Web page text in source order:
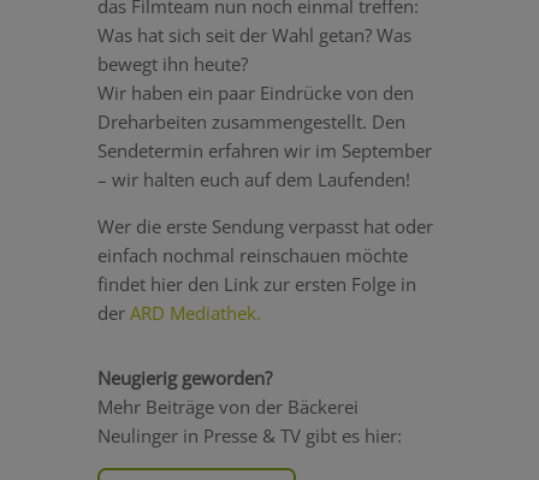
das Filmteam nun noch einmal treffen:
Was hat sich seit der Wahl getan? Was
bewegt ihn heute?
Wir haben ein paar Eindrücke von den
Dreharbeiten zusammengestellt. Den
Sendetermin erfahren wir im September
– wir halten euch auf dem Laufenden!
Wer die erste Sendung verpasst hat oder
einfach nochmal reinschauen möchte
findet hier den Link zur ersten Folge in
der ARD Mediathek.
Neugierig geworden?
Mehr Beiträge von der Bäckerei
Neulinger in Presse & TV gibt es hier: